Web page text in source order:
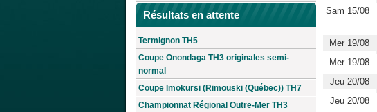
Résultats en attente
Termignon TH5
Coupe Onondaga TH3 originales semi-
normal
Coupe Imokursi (Rimouski (Québec)) TH7
Championnat Régional Outre-Mer TH3
Sam 15/08
Mer 19/08
Mer 19/08
Jeu 20/08
Jeu 20/08